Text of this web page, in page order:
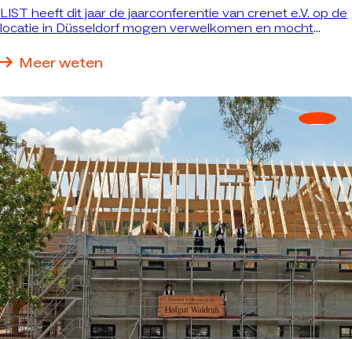
LIST heeft dit jaar de jaarconferentie van crenet e.V. op de
locatie in Düsseldorf mogen verwelkomen en mocht
concrete vragen.
Meer weten